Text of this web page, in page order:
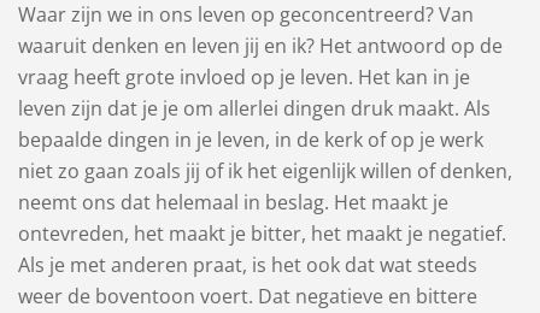
Waar zijn we in ons leven op geconcentreerd? Van
waaruit denken en leven jij en ik? Het antwoord op de
vraag heeft grote invloed op je leven. Het kan in je
leven zijn dat je je om allerlei dingen druk maakt. Als
bepaalde dingen in je leven, in de kerk of op je werk
niet zo gaan zoals jij of ik het eigenlijk willen of denken,
neemt ons dat helemaal in beslag. Het maakt je
ontevreden, het maakt je bitter, het maakt je negatief.
Als je met anderen praat, is het ook dat wat steeds
weer de boventoon voert. Dat negatieve en bittere